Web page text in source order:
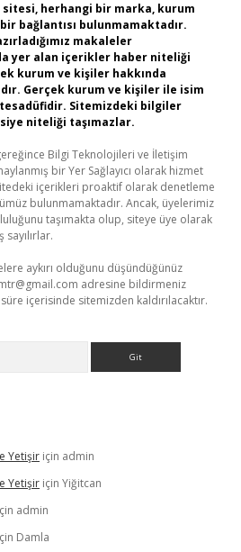
herhangi bir marka, kurum
bağlantısı bulunmamaktadır.
makaleler
yer alan içerikler haber niteliği
kurum ve kişiler hakkında
Gerçek kurum ve kişiler ile isim
Sitemizdeki bilgiler
niteliği taşımazlar.
Bilgi Teknolojileri ve İletişim
bir Yer Sağlayıcı olarak hizmet
içerikleri proaktif olarak denetleme
bulunmamaktadır. Ancak, üyelerimiz
taşımakta olup, siteye üye olarak
aykırı olduğunu düşündüğünüz
adresine bildirmeniz
içerisinde sitemizden kaldırılacaktır.
Yetişir için admin
Yetişir için Yiğitcan
admin
Damla